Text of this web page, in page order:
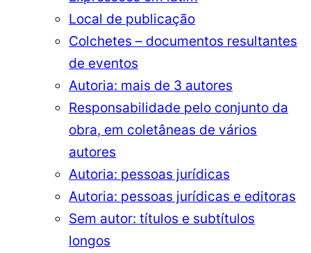
Local de publicação
Colchetes – documentos resultantes
de eventos
Autoria: mais de 3 autores
Responsabilidade pelo conjunto da
obra, em coletâneas de vários
autores
Autoria: pessoas jurídicas
Autoria: pessoas jurídicas e editoras
Sem autor: títulos e subtítulos
longos